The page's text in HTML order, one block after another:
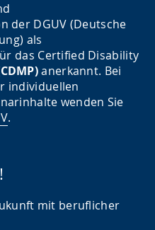
der DGUV (Deutsche
als
das Certified Disability
anerkannt. Bei
individuellen
wenden Sie
.
mit beruflicher